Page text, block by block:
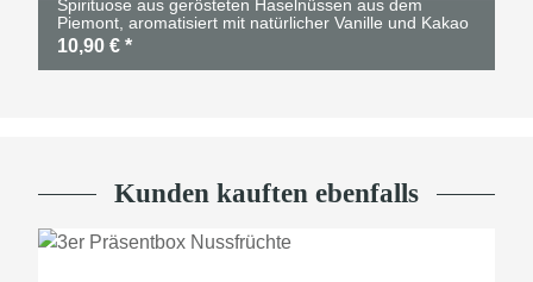
Spirituose aus gerösteten Haselnüssen aus dem
Piemont, aromatisiert mit natürlicher Vanille und Kakao
10,90 € *
Kunden kauften ebenfalls